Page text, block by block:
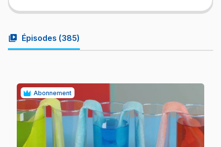
video_library Épisodes (385)
Abonnement